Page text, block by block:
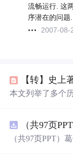
流畅运行. 这
序潜在的问题.
2007-08-
【转】史上
本文列举了多个
及教训。（共97页
（共97页PPT）